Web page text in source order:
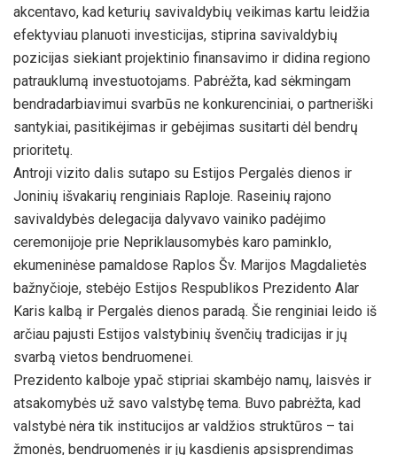
akcentavo, kad keturių savivaldybių veikimas kartu leidžia
efektyviau planuoti investicijas, stiprina savivaldybių
pozicijas siekiant projektinio finansavimo ir didina regiono
patrauklumą investuotojams. Pabrėžta, kad sėkmingam
bendradarbiavimui svarbūs ne konkurenciniai, o partneriški
santykiai, pasitikėjimas ir gebėjimas susitarti dėl bendrų
prioritetų.
Antroji vizito dalis sutapo su Estijos Pergalės dienos ir
Joninių išvakarių renginiais Raploje. Raseinių rajono
savivaldybės delegacija dalyvavo vainiko padėjimo
ceremonijoje prie Nepriklausomybės karo paminklo,
ekumeninėse pamaldose Raplos Šv. Marijos Magdalietės
bažnyčioje, stebėjo Estijos Respublikos Prezidento Alar
Karis kalbą ir Pergalės dienos paradą. Šie renginiai leido iš
arčiau pajusti Estijos valstybinių švenčių tradicijas ir jų
svarbą vietos bendruomenei.
Prezidento kalboje ypač stipriai skambėjo namų, laisvės ir
atsakomybės už savo valstybę tema. Buvo pabrėžta, kad
valstybė nėra tik institucijos ar valdžios struktūros – tai
žmonės, bendruomenės ir jų kasdienis apsisprendimas